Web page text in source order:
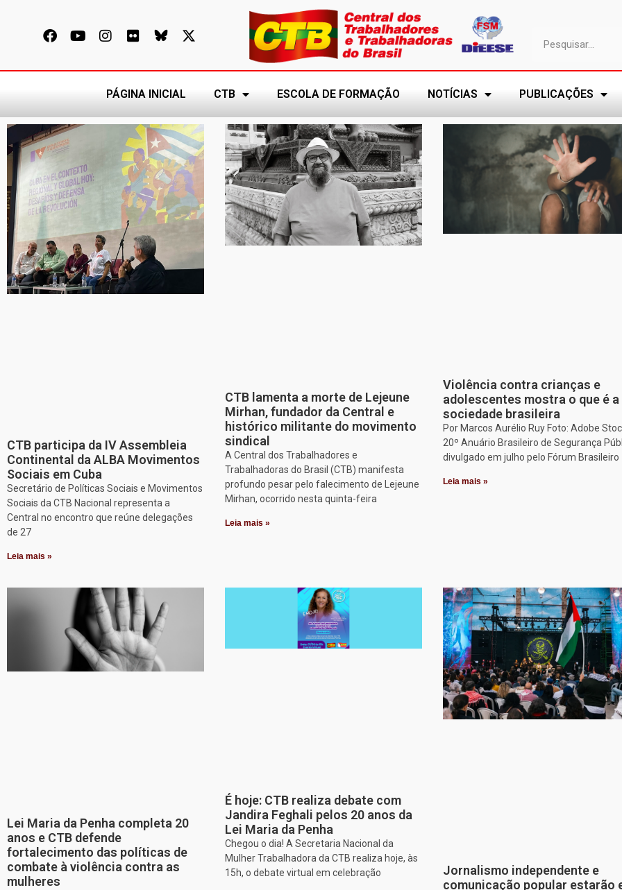
PÁGINA INICIAL CTB ESCOLA DE FORMAÇÃO NOTÍCIAS PUBLICAÇÕES
CTB participa da IV Assembleia
Continental da ALBA Movimentos
Sociais em Cuba
Secretário de Políticas Sociais e Movimentos
Sociais da CTB Nacional representa a
Central no encontro que reúne delegações
de 27
Leia mais »
CTB lamenta a morte de Lejeune
Mirhan, fundador da Central e
histórico militante do movimento
sindical
A Central dos Trabalhadores e
Trabalhadoras do Brasil (CTB) manifesta
profundo pesar pelo falecimento de Lejeune
Mirhan, ocorrido nesta quinta-feira
Leia mais »
Violência contra crianças e
adolescentes mostra o que é a
sociedade brasileira
Por Marcos Aurélio Ruy Foto: Adobe
20º Anuário Brasileiro de Segurança
divulgado em julho pelo Fórum Brasileiro
Leia mais »
Lei Maria da Penha completa 20
anos e CTB defende
fortalecimento das políticas de
combate à violência contra as
mulheres
É hoje: CTB realiza debate com
Jandira Feghali pelos 20 anos da
Lei Maria da Penha
Chegou o dia! A Secretaria Nacional da
Mulher Trabalhadora da CTB realiza hoje, às
15h, o debate virtual em celebração
Jornalismo independente e
comunicação popular estarão